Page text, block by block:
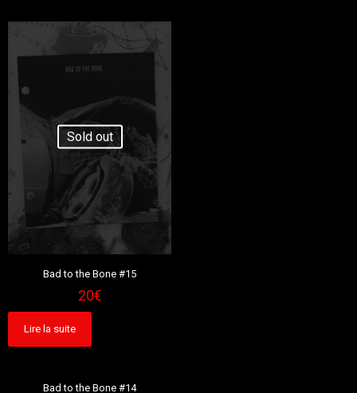
Sold out
Bad to the Bone #15
20€
Lire la suite
Bad to the Bone #14